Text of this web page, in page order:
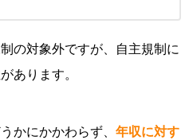
の対象外ですが、自主規制に
あります。
かにかかわらず、 年収に対す